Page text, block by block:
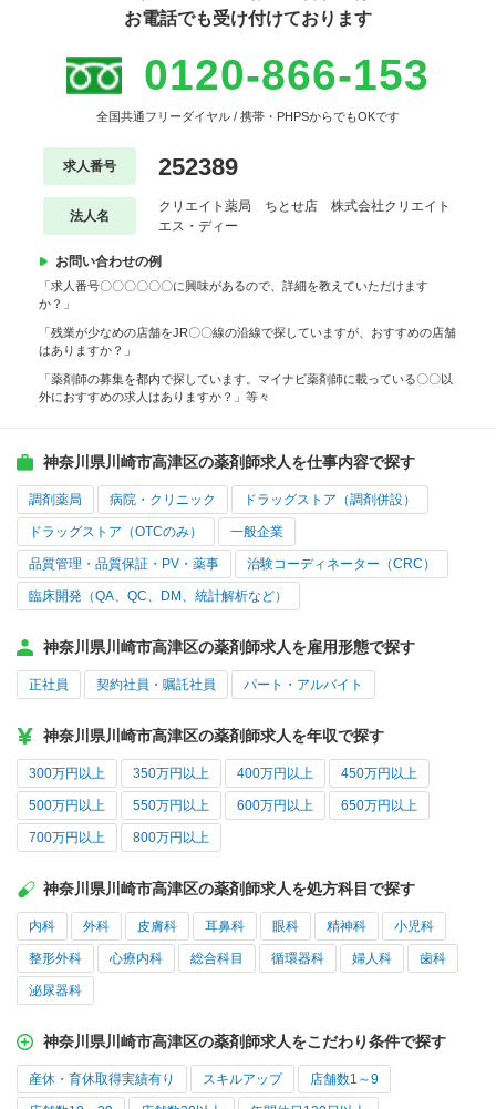
お電話でも受け付けております
0120-866-153
全国共通フリーダイヤル / 携帯・PHPSからでもOKです
求人番号 252389
法人名
クリエイト薬局 ちとせ店 株式会社クリエイト
エス・ディー
お問い合わせの例
「求人番号〇〇〇〇〇〇に興味があるので、詳細を教えていただけます
か？」
「残業が少なめの店舗をJR〇〇線の沿線で探していますが、おすすめの店舗
はありますか？」
「薬剤師の募集を都内で探しています。マイナビ薬剤師に載っている〇〇以
外におすすめの求人はありますか？」等々
神奈川県川崎市高津区の薬剤師求人を仕事内容で探す
調剤薬局 病院・クリニック ドラッグストア（調剤併設）
ドラッグストア（OTCのみ） 一般企業
品質管理・品質保証・PV・薬事 治験コーディネーター（CRC）
臨床開発（QA、QC、DM、統計解析など）
神奈川県川崎市高津区の薬剤師求人を雇用形態で探す
正社員 契約社員・嘱託社員 パート・アルバイト
神奈川県川崎市高津区の薬剤師求人を年収で探す
300万円以上 350万円以上 400万円以上 450万円以上
500万円以上 550万円以上 600万円以上 650万円以上
700万円以上 800万円以上
神奈川県川崎市高津区の薬剤師求人を処方科目で探す
内科 外科 皮膚科 耳鼻科 眼科 精神科 小児科
整形外科 心療内科 総合科目 循環器科 婦人科 歯科
泌尿器科
神奈川県川崎市高津区の薬剤師求人をこだわり条件で探す
産休・育休取得実績有り スキルアップ 店舗数1～9